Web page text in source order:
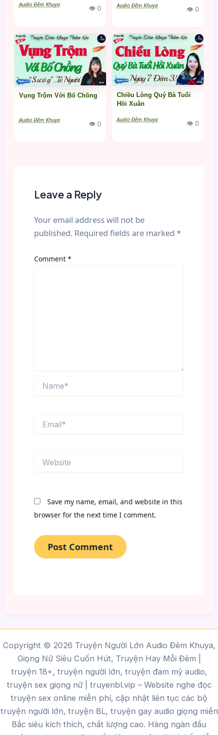
Audio Đêm Khuya 👁 0 Audio Đêm Khuya 👁 0
Vụng Trộm Với Bố Chồng
Audio Đêm Khuya 👁 0
Chiều Lòng Quý Bà Tuổi
Hồi Xuân
Audio Đêm Khuya 👁 0
Leave a Reply
Your email address will not be
published. Required fields are marked *
Comment *
Save my name, email, and website in this
browser for the next time I comment.
Copyright © 2026 Truyện Người Lớn Audio Đêm Khuya,
Giọng Nữ Siêu Cuốn Hút, Truyện Hay Mỗi Đêm |
truyện 18+, truyện người lớn, truyện đam mỹ audio,
truyện sex giọng nữ | truyenbl.vip – Website nghe đọc
truyện sex online miễn phí, cập nhật liên tục các bộ
truyện người lớn, truyện BL, truyện gay audio giọng miền
Bắc siêu kích thích, chất lượng cao. Hàng ngàn đầu